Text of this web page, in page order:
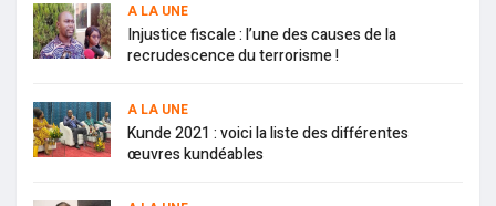
A LA UNE
Injustice fiscale : l’une des causes de la
recrudescence du terrorisme !
A LA UNE
Kunde 2021 : voici la liste des différentes
œuvres kundéables